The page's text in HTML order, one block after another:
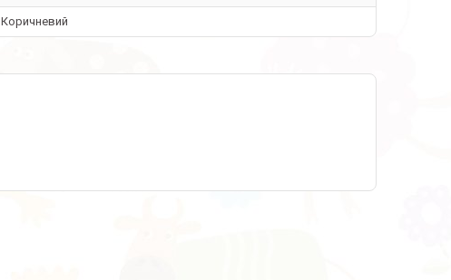
Коричневий